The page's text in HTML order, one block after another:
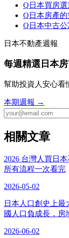
Q 日本買房
Q 日本房產
Q 日本中古
日本不動產週報
每週精選日本
幫助投資人安心看
本期週報 →
相關文章
2026 台灣人買日
所有流程一次看完
2026-05-02
日本人口創史上最
國人口負成長，房
2026-06-02